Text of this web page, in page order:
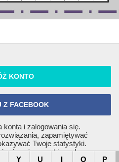
Y U I O P
KONTO
Z FACEBOOK
konta i zalogowania się.
zapamiętywać
Twoje statystyki.
się w rankingach.
Możesz szybko utworzyć